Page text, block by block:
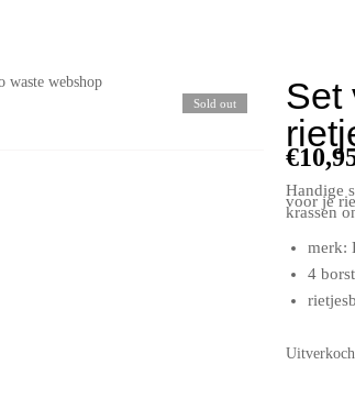
Sold out
Set
€
Handige
voor je
krassen
merk:
4